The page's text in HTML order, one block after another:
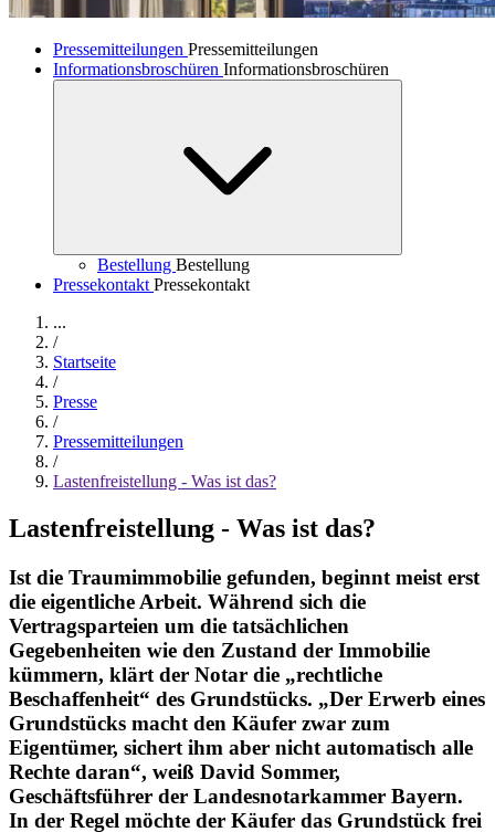
Pressemitteilungen Pressemitteilungen
Informationsbroschüren Informationsbroschüren
Bestellung Bestellung
Pressekontakt Pressekontakt
...
/
Startseite
/
Presse
/
Pressemitteilungen
/
Lastenfreistellung - Was ist das?
Lastenfreistellung - Was ist das?
Ist die Traumimmobilie gefunden, beginnt meist erst
die eigentliche Arbeit. Während sich die
Vertragsparteien um die tatsächlichen
Gegebenheiten wie den Zustand der Immobilie
kümmern, klärt der Notar die „rechtliche
Beschaffenheit“ des Grundstücks. „Der Erwerb eines
Grundstücks macht den Käufer zwar zum
Eigentümer, sichert ihm aber nicht automatisch alle
Rechte daran“, weiß David Sommer,
Geschäftsführer der Landesnotarkammer Bayern.
In der Regel möchte der Käufer das Grundstück frei